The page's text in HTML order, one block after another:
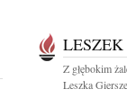
Z głębokim
Leszka